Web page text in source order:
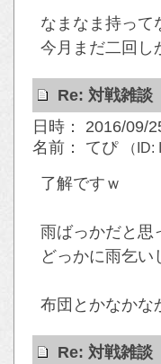
なまなま持って
今月まだ二回し
Re: 対戦雑
日時： 2016/09/
名前： てぴ
（ID:
了解ですｗ
雨ばっかだと思
どっかに雨乞
布団とかなかな
Re: 対戦雑